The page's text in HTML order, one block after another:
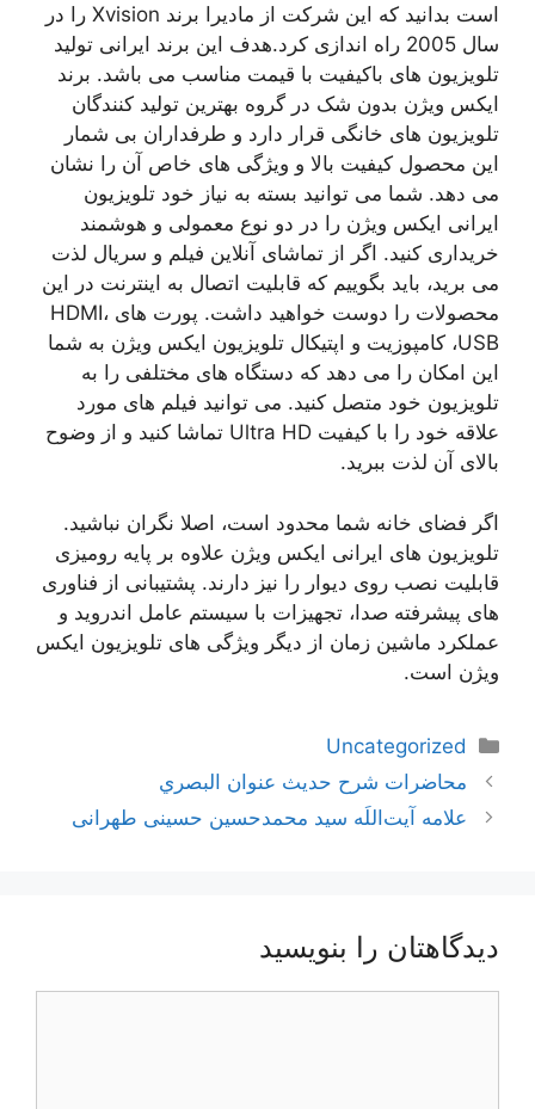
است بدانید که این شرکت از مادیرا برند Xvision را در
سال 2005 راه اندازی کرد.هدف این برند ایرانی تولید
تلویزیون های باکیفیت با قیمت مناسب می باشد. برند
ایکس ویژن بدون شک در گروه بهترین تولید کنندگان
تلویزیون های خانگی قرار دارد و طرفداران بی شمار
این محصول کیفیت بالا و ویژگی های خاص آن را نشان
می دهد. شما می توانید بسته به نیاز خود تلویزیون
ایرانی ایکس ویژن را در دو نوع معمولی و هوشمند
خریداری کنید. اگر از تماشای آنلاین فیلم و سریال لذت
می برید، باید بگوییم که قابلیت اتصال به اینترنت در این
محصولات را دوست خواهید داشت. پورت های HDMI،
USB، کامپوزیت و اپتیکال تلویزیون ایکس ویژن به شما
این امکان را می دهد که دستگاه های مختلفی را به
تلویزیون خود متصل کنید. می توانید فیلم های مورد
علاقه خود را با کیفیت Ultra HD تماشا کنید و از وضوح
بالای آن لذت ببرید.
اگر فضای خانه شما محدود است، اصلا نگران نباشید.
تلویزیون های ایرانی ایکس ویژن علاوه بر پایه رومیزی
قابلیت نصب روی دیوار را نیز دارند. پشتیبانی از فناوری
های پیشرفته صدا، تجهیزات با سیستم عامل اندروید و
عملکرد ماشین زمان از دیگر ویژگی های تلویزیون ایکس
ویژن است.
دسته‌ها
Uncategorized
ناوبری
نوشته‌ها
محاضرات شرح حديث عنوان البصري
علامه آیت‌اللَه سید محمدحسین حسینی طهرانی
دیدگاهتان را بنویسید